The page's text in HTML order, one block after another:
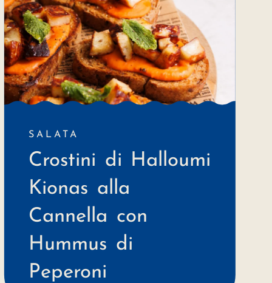
SALATA
Crostini di Halloumi
Kionas alla
Cannella con
Hummus di
Peperoni